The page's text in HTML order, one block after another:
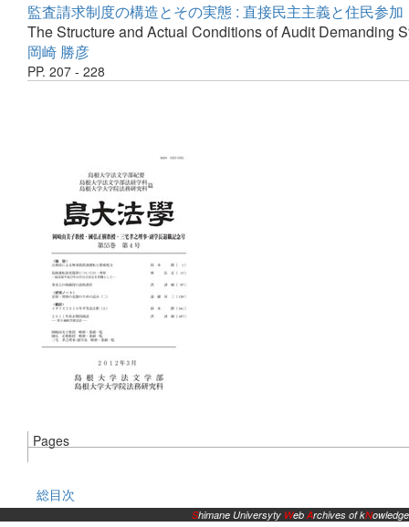
監査請求制度の構造とその実態 : 直接民主主義と住民参加
The Structure and Actual Conditions of Audit Demanding
岡崎 勝彦
PP. 207 - 228
Pages
総目次
Shimane Universyty WebArchives of kNowledge